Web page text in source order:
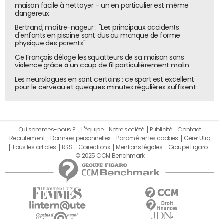
maison facile à nettoyer - un en particulier est même
dangereux
Bertrand, maître-nageur : "Les principaux accidents
d'enfants en piscine sont dus au manque de forme
physique des parents"
Ce Français déloge les squatteurs de sa maison sans
violence grâce à un coup de fil particulièrement malin
Les neurologues en sont certains : ce sport est excellent
pour le cerveau et quelques minutes régulières suffisent
Qui sommes-nous ? L'équipe Notre société Publicité
Contact
Recrutement
Données personnelles Paramétrer les cookies
Gérer Utiq
Tous les articles
RSS Corrections Mentions légales
Groupe Figaro
© 2025 CCM Benchmark